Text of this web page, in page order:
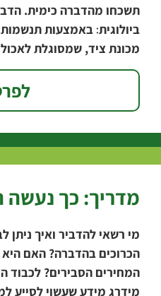
תשכחו מהדברה כימית.
ביולוגית׃ באמצעות
אגרונום עיריית
מדריך: כך נעשה
מי רשאי להדביר ואיך ניתן
הכרוכים בהדברה? האם
המחירים הסבירים? לכבוד
מידרג מידע שעשוי לסייע